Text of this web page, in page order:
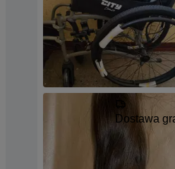
Dostawa